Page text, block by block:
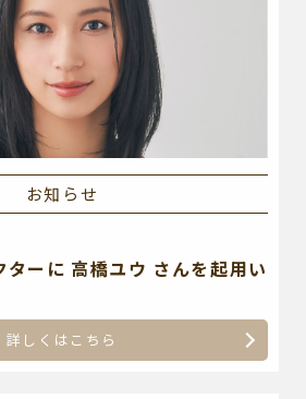
お知らせ
ターに 高橋ユウ さんを起用い
詳しくはこちら